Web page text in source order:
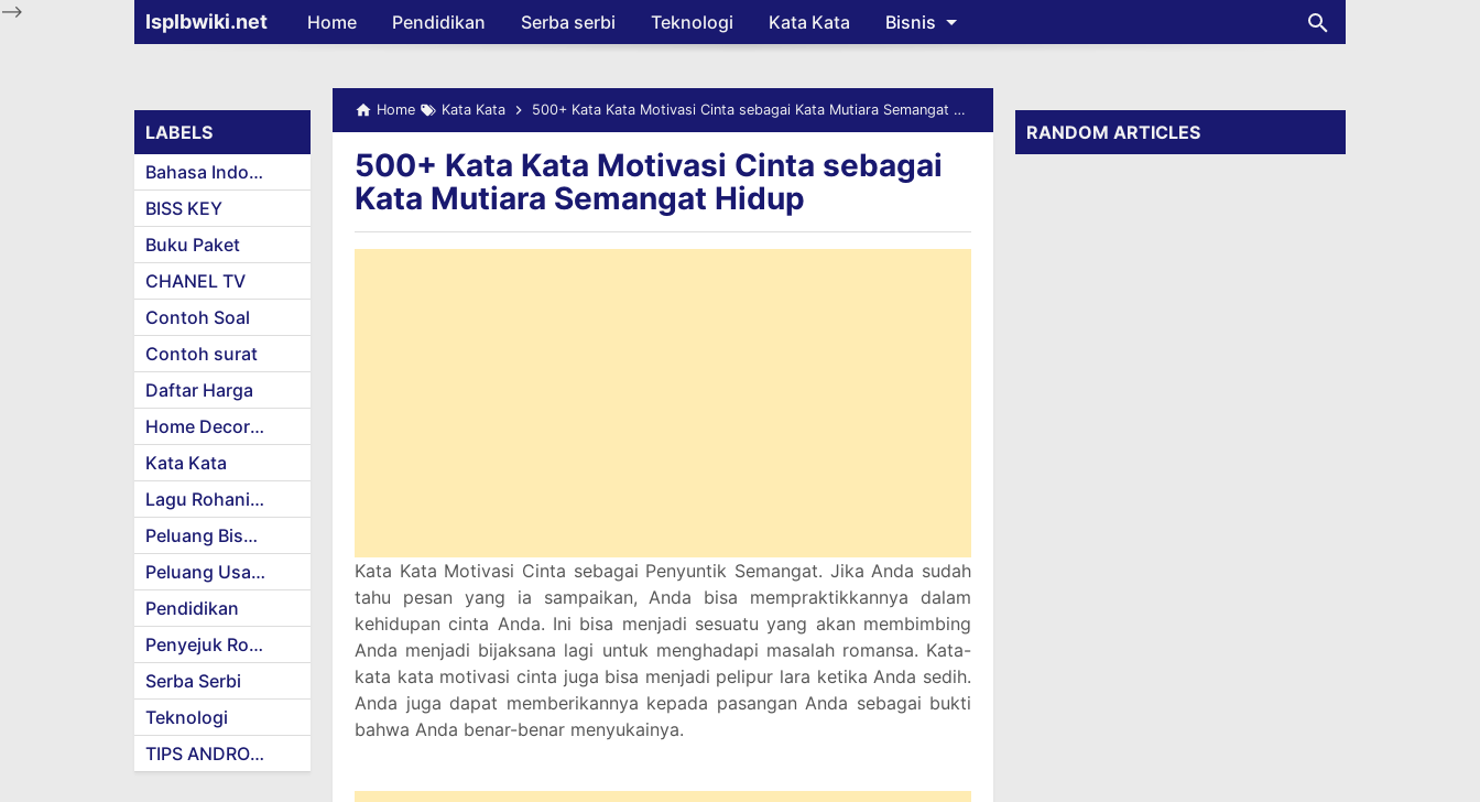
-->
Skip to main content
Isplbwiki.net Home Pendidikan Serba serbi Teknologi Kata Kata Bisnis
Home Kata Kata 500+ Kata Kata Motivasi Cinta sebagai Kata Mutiara Semangat Hidup
500+ Kata Kata Motivasi Cinta sebagai
Kata Mutiara Semangat Hidup
Kata Kata Motivasi Cinta sebagai Penyuntik Semangat. Jika Anda sudah
tahu pesan yang ia sampaikan, Anda bisa mempraktikkannya dalam
kehidupan cinta Anda. Ini bisa menjadi sesuatu yang akan membimbing
Anda menjadi bijaksana lagi untuk menghadapi masalah romansa. Kata-
kata kata motivasi cinta juga bisa menjadi pelipur lara ketika Anda sedih.
Anda juga dapat memberikannya kepada pasangan Anda sebagai bukti
bahwa Anda benar-benar menyukainya.
LABELS
Bahasa Indonesia
BISS KEY
Buku Paket
CHANEL TV
Contoh Soal
Contoh surat
Daftar Harga
Home Decoration
Kata Kata
Lagu Rohani Kristen
Peluang Bisnis
Peluang Usaha
Pendidikan
Penyejuk Rohani
Serba Serbi
Teknologi
TIPS ANDROID
RANDOM ARTICLES